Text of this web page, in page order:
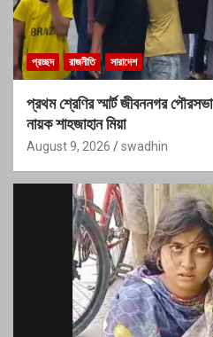
প্রচ্ছদ রাজনীতি সারাদেশ
প্রথম শ্রেণির স্মার্ট জীবননগর
নায়ক শাহজাহান মিয়া
August 9, 2026 swadhin